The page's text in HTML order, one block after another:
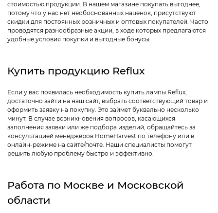
стоимостью продукции. В нашем магазине покупать выгоднее,
потому что у нас нет необоснованных наценок, присутствуют
скидки для постоянных розничных и оптовых покупателей. Часто
проводятся разнообразные акции, в ходе которых предлагаются
удобные условия покупки и выгодные бонусы.
Купить продукцию Reflux
Если у вас появилась необходимость купить лампы Reflux,
достаточно зайти на наш сайт, выбрать соответствующий товар и
оформить заявку на покупку. Это займет буквально несколько
минут. В случае возникновения вопросов, касающихся
заполнения заявки или же подбора изделий, обращайтесь за
консультацией менеджеров HomeHarvest по телефону или в
онлайн-режиме на сайте/почте. Наши специалисты помогут
решить любую проблему быстро и эффективно.
Работа по Москве и Московской
области